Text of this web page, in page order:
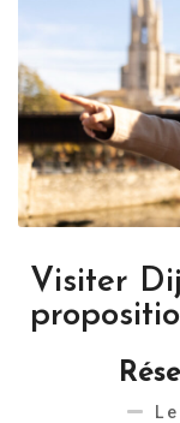
Visiter